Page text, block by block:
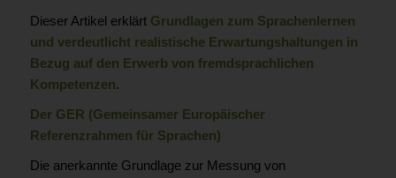
Dieser Artikel erklärt Grundlagen zum Sprachenlernen
und verdeutlicht realistische Erwartungshaltungen in
Bezug auf den Erwerb von fremdsprachlichen
Kompetenzen.
Der GER (Gemeinsamer Europäischer
Referenzrahmen für Sprachen)
Die anerkannte Grundlage zur Messung von